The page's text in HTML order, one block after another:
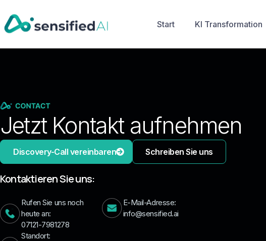
Start KI Transformation
Jetzt Kontakt aufnehmen
Discovery-Call vereinbaren Schreiben Sie uns
Kontaktieren Sie uns:
Rufen Sie uns noch
heute an:
07121-7981278
Standort:
E-Mail-Adresse:
info@sensified.ai